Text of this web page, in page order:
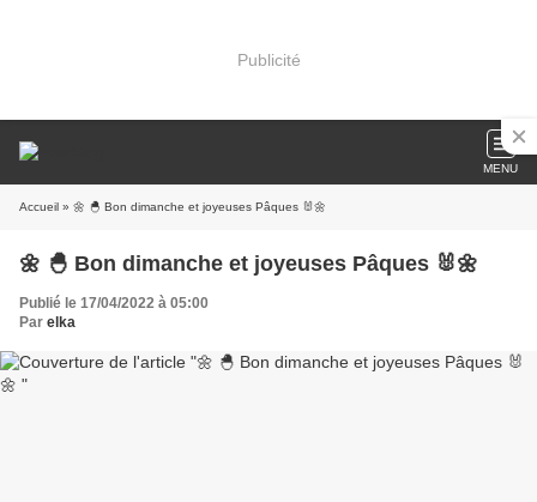
Publicité
MENU
Accueil » 🌼 🐣 Bon dimanche et joyeuses Pâques 🐰🌼
🌼 🐣 Bon dimanche et joyeuses Pâques 🐰🌼
Publié le 17/04/2022 à 05:00
Par elka